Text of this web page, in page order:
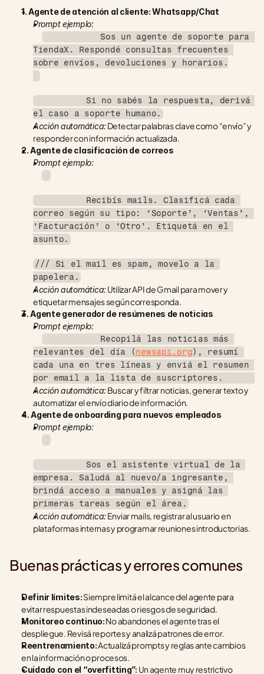
1. Agente de atención al cliente: Whatsapp/Chat
Prompt ejemplo:
           Sos un agente de soporte para
TiendaX. Respondé consultas frecuentes
sobre envíos, devoluciones y horarios.
el caso a soporte humano.
Acción automática: Detectar palabras clave como “envío” y
responder con información actualizada.
2. Agente de clasificación de correos
Prompt ejemplo:
correo según su tipo: ‘Soporte’, ‘Ventas’,
‘Facturación’ o ‘Otro’. Etiquetá en el
asunto.
/// Si el mail es spam, movelo a la
papelera.
Acción automática: Utilizar API de Gmail para mover y
etiquetar mensajes según corresponda.
3. Agente generador de resúmenes de noticias
Prompt ejemplo:
           Recopilá las noticias más
relevantes del día (newsapi.org), resumí
cada una en tres líneas y enviá el resumen
Acción automática: Buscar y filtrar noticias, generar texto y
automatizar el envío diario de información.
4. Agente de onboarding para nuevos empleados
Prompt ejemplo:
empresa. Saludá al nuevo/a ingresante,
brindá acceso a manuales y asigná las
primeras tareas según el área.
Acción automática: Enviar mails, registrar al usuario en
plataformas internas y programar reuniones introductorias.
Buenas prácticas y errores comunes
Definir límites: Siempre limitá el alcance del agente para
evitar respuestas indeseadas o riesgos de seguridad.
Monitoreo continuo: No abandones el agente tras el
despliegue. Revisá reportes y analizá patrones de error.
Reentrenamiento: Actualizá prompts y reglas ante cambios
en la información o procesos.
Cuidado con el “overfitting”: Un agente muy restrictivo